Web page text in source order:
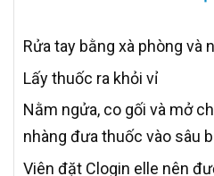
Rửa tay bằng xà phòng
Lấy thuốc ra khỏi vỉ
Nằm ngửa, co gối và mở
nhàng đưa thuốc vào sâu
Viên đặt Clogin elle nên